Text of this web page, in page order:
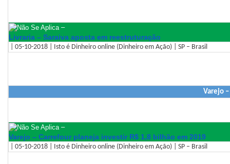
–
Livraria – Saraiva aposta em reestruturação
| 05-10-2018 | Isto é Dinheiro online (Dinheiro em Ação) | SP – Brasil
Varejo
–
Varejo – Carrefour planeja investir R$ 1,8 bilhão em 2019
| 05-10-2018 | Isto é Dinheiro online (Dinheiro em Ação) | SP – Brasil